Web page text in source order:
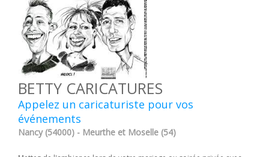
BETTY CARICATURES
Appelez un caricaturiste pour vos
événements
Nancy (54000) - Meurthe et Moselle (54)